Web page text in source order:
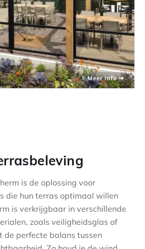
is de oplossing voor
die hun terras optimaal willen
is verkrijgbaar in verschillende
zoals veiligheidsglas of
de perfecte balans tussen